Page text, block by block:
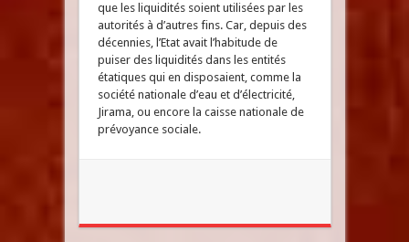
que les liquidités soient utilisées par les
autorités à d’autres fins. Car, depuis des
décennies, l’Etat avait l’habitude de
puiser des liquidités dans les entités
étatiques qui en disposaient, comme la
société nationale d’eau et d’électricité,
Jirama, ou encore la caisse nationale de
prévoyance sociale.